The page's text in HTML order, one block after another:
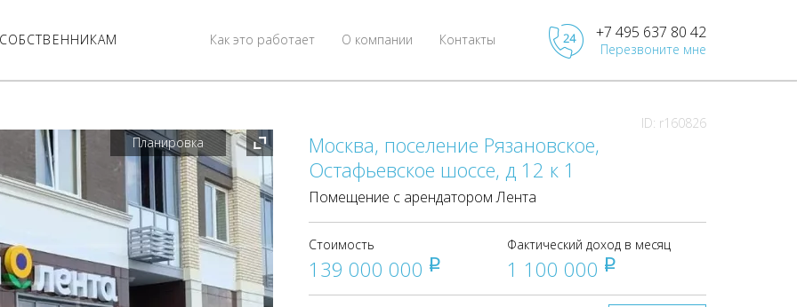
Контакты
О компании
Как это работает +7 495 637 80 42
Перезвоните мне
ID: r160826
Планировка
Москва, поселение Рязановское,
Остафьевское шоссе, д 12 к 1
Помещение с арендатором Лента
Стоимость
139 000 000 pуб
Фактический доход в месяц
1 100 000 pуб